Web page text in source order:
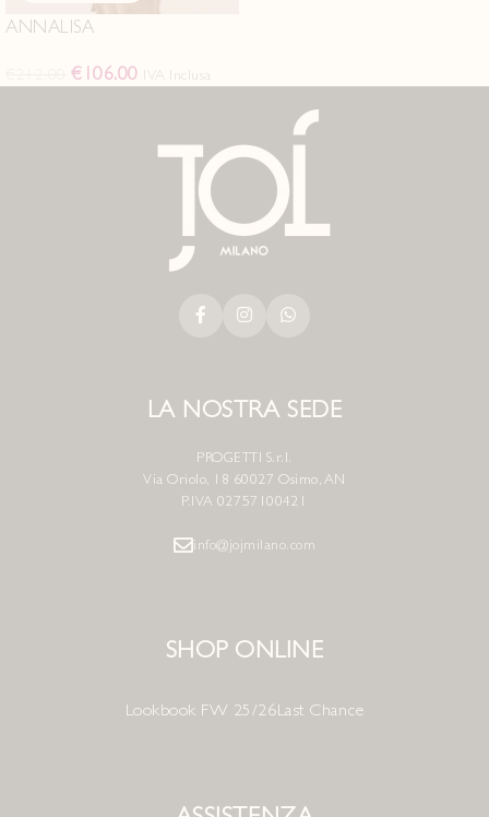
ANNALISA
€ 106.00
LA NOSTRA SEDE
PROGETTI S.r.l.
Via Oriolo, 18 60027 Osimo, AN
P.IVA 02757100421
info@jojmilano.com
SHOP ONLINE
Lookbook FW 25/26Last Chance